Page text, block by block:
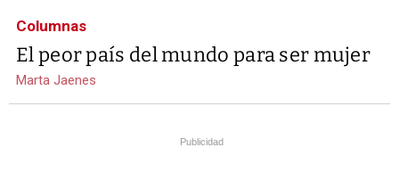
Columnas
El peor país del mundo para ser mujer
Marta Jaenes
Publicidad